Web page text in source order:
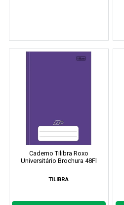
Caderno Tilibra Roxo
Universitário Brochura 48Fl
TILIBRA